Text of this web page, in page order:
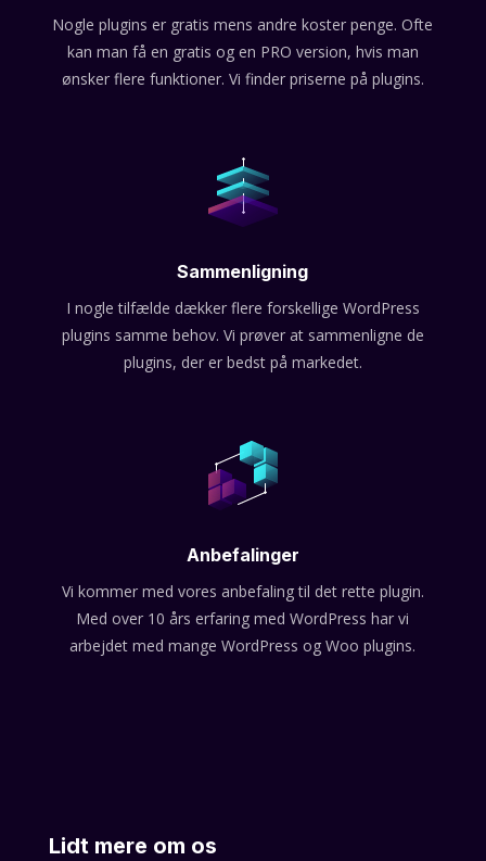
Nogle plugins er gratis mens andre koster penge. Ofte
kan man få en gratis og en PRO version, hvis man
ønsker flere funktioner. Vi finder priserne på plugins.
Sammenligning
I nogle tilfælde dækker flere forskellige WordPress
plugins samme behov. Vi prøver at sammenligne de
plugins, der er bedst på markedet.
Anbefalinger
Vi kommer med vores anbefaling til det rette plugin.
Med over 10 års erfaring med WordPress har vi
arbejdet med mange WordPress og Woo plugins.
Lidt mere om os